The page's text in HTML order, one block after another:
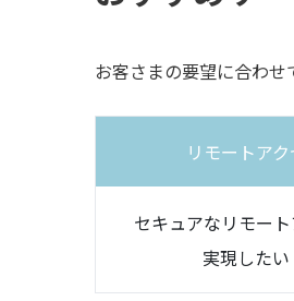
お客さまの要望に合わせ
リモートア
セキュアなリモー
実現したい